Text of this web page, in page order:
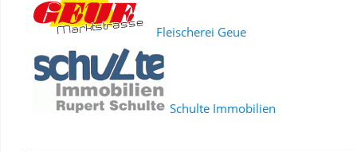
Fleischerei Geue
Schulte Immobilien